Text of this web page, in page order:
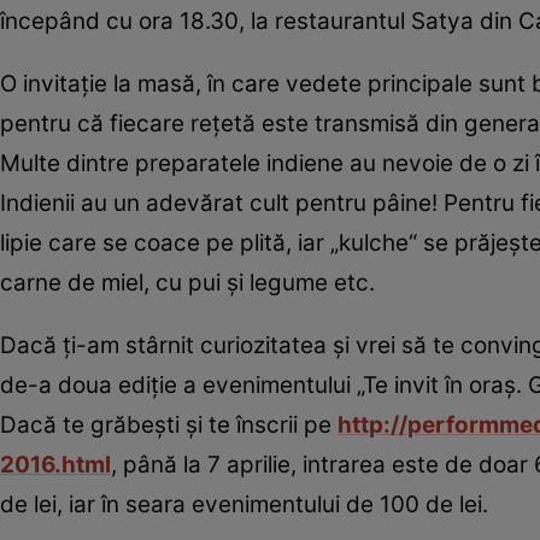
începând cu ora 18.30, la restaurantul Satya din
O invitaţie la masă, în care vedete principale
pentru că fiecare reţetă este transmisă din
Multe dintre preparatele indiene au nevoie de o
Indienii au un adevărat cult pentru pâine! Pentru
lipie care se coace pe plită, iar „kulche“ se
carne de miel, cu pui şi legume etc.
Dacă ţi-am stârnit curiozitatea şi vrei să te
de-a doua ediţie a evenimentului „Te invit în oraş.
Dacă te grăbeşti şi te înscrii pe http://
2016.html, până la 7 aprilie, intrarea este de
de lei, iar în seara evenimentului de 100 de lei.